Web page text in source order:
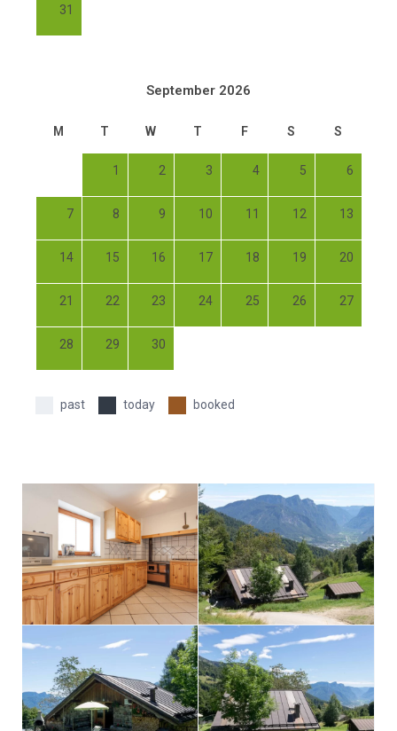
31
September 2026
M T W T F S S
1 2 3 4 5 6
7 8 9 10 11 12 13
14 15 16 17 18 19 20
21 22 23 24 25 26 27
28 29 30
past today booked